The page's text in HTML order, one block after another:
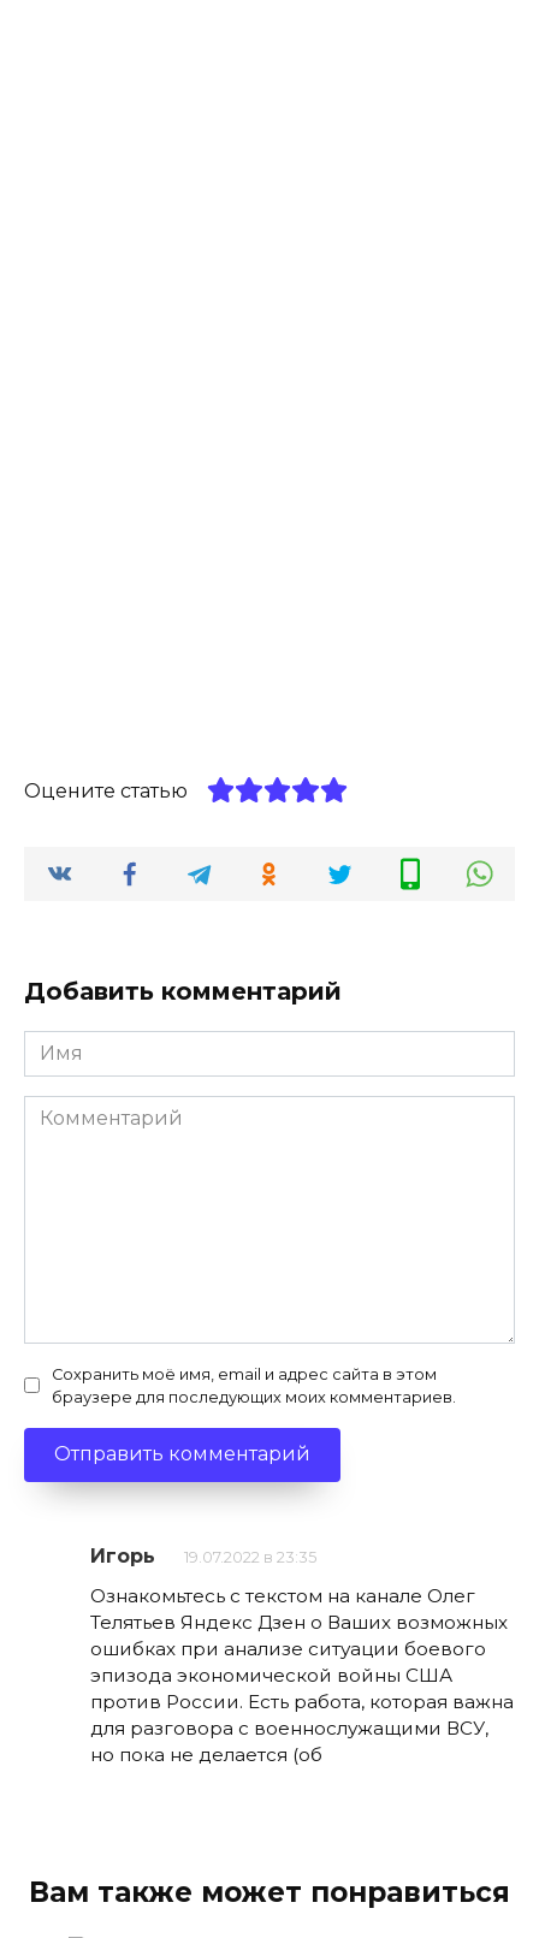
Оцените статью
Добавить комментарий
Имя
*
Комментарий
Сохранить моё имя, email и адрес сайта в этом
браузере для последующих моих комментариев.
Игорь 19.07.2022 в 23:35
Ознакомьтесь с текстом на канале Олег
Телятьев Яндекс Дзен о Ваших возможных
ошибках при анализе ситуации боевого
эпизода экономической войны США
против России. Есть работа, которая важна
для разговора с военнослужащими ВСУ,
но пока не делается (об
Вам также может понравиться